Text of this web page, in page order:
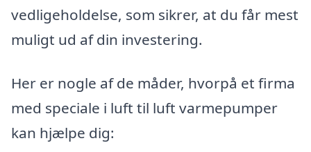
vedligeholdelse, som sikrer, at du får mest
muligt ud af din investering.
Her er nogle af de måder, hvorpå et firma
med speciale i luft til luft varmepumper
kan hjælpe dig: